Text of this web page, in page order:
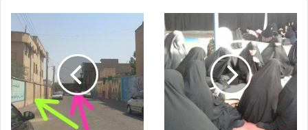
ل
خ
و
د